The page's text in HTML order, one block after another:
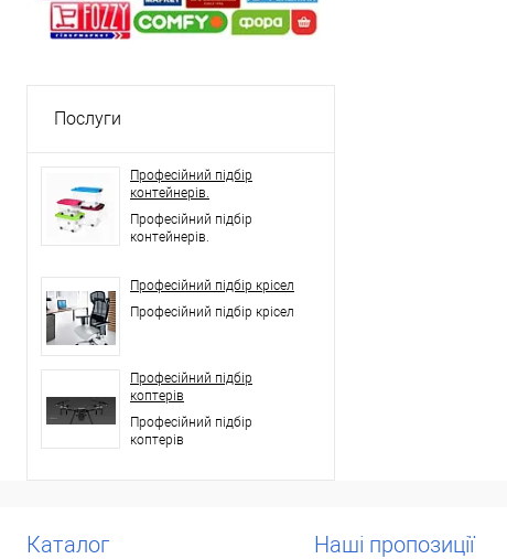
Послуги
Професійний підбір
контейнерів.
Професійний підбір
контейнерів.
Професійний підбір крісел
Професійний підбір крісел
Професійний підбір
коптерів
Професійний підбір
коптерів
Каталог Наші пропозиції